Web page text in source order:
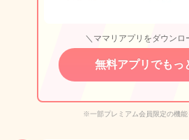
＼ママリアプリをダウンロ
無料アプリでもっ
※一部プレミアム会員限定の機能